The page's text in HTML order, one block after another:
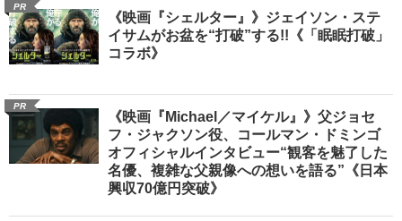
PR
《映画『シェルター』》ジェイソン・ステ
イサムがお盆を“打破”する!!《「眠眠打破」
コラボ》
PR
《映画『Michael／マイケル』》父ジョセ
フ・ジャクソン役、コールマン・ドミンゴ
オフィシャルインタビュー“観客を魅了した
名優、複雑な父親像への想いを語る”《日本
興収70億円突破》